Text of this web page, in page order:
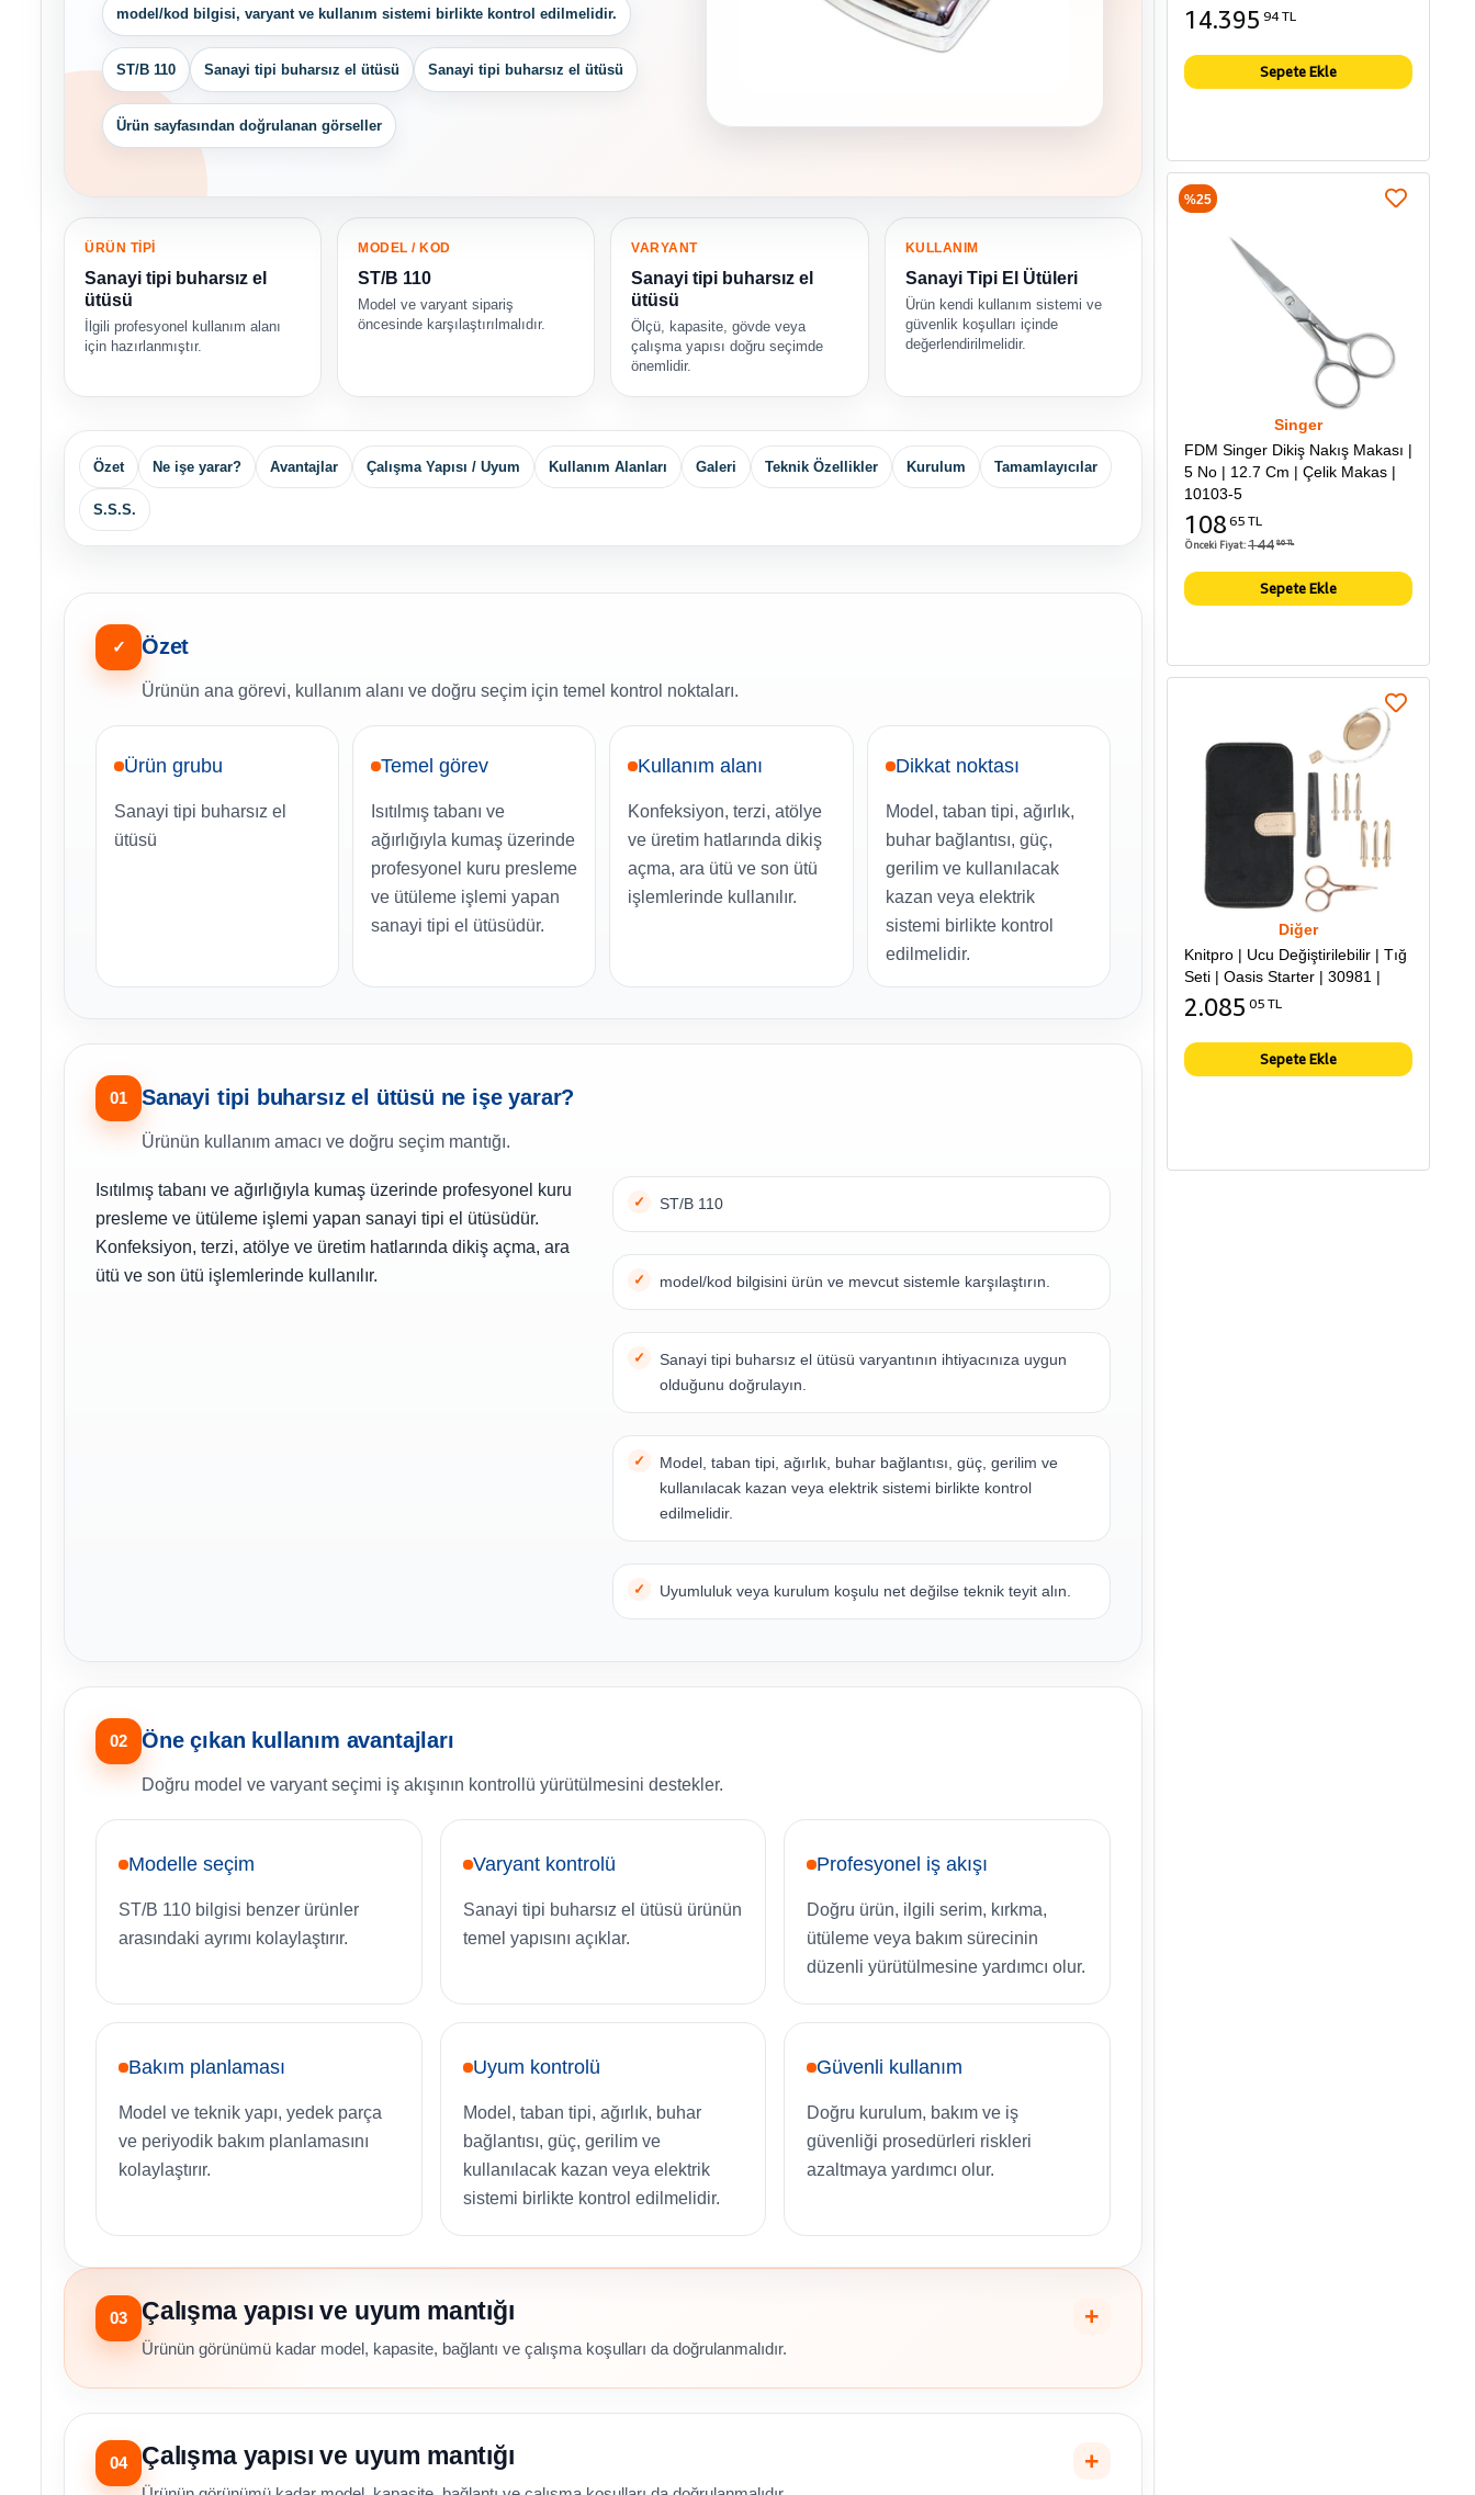
model/kod bilgisi, varyant ve kullanım sistemi birlikte kontrol edilmelidir.
ST/B 110 Sanayi tipi buharsız el ütüsü Sanayi tipi buharsız el ütüsü
Ürün sayfasından doğrulanan görseller
ÜRÜN TİPİ
Sanayi tipi buharsız el
ütüsü
İlgili profesyonel kullanım alanı
için hazırlanmıştır.
MODEL / KOD
ST/B 110
Model ve varyant sipariş
öncesinde karşılaştırılmalıdır.
VARYANT
Sanayi tipi buharsız el
ütüsü
Ölçü, kapasite, gövde veya
çalışma yapısı doğru seçimde
önemlidir.
KULLANIM
Sanayi Tipi El Ütüleri
Ürün kendi kullanım sistemi ve
güvenlik koşulları içinde
değerlendirilmelidir.
Özet Ne işe yarar? Avantajlar Çalışma Yapısı / Uyum Kullanım Alanları Galeri Teknik Özellikler Kurulum Tamamlayıcılar
S.S.S.
✓ Özet
Ürünün ana görevi, kullanım alanı ve doğru seçim için temel kontrol noktaları.
Ürün grubu
Sanayi tipi buharsız el
ütüsü
Temel görev
Isıtılmış tabanı ve
ağırlığıyla kumaş üzerinde
profesyonel kuru presleme
ve ütüleme işlemi yapan
sanayi tipi el ütüsüdür.
Kullanım alanı
Konfeksiyon, terzi, atölye
ve üretim hatlarında dikiş
açma, ara ütü ve son ütü
işlemlerinde kullanılır.
Dikkat noktası
Model, taban tipi, ağırlık,
buhar bağlantısı, güç,
gerilim ve kullanılacak
kazan veya elektrik
sistemi birlikte kontrol
edilmelidir.
01 Sanayi tipi buharsız el ütüsü ne işe yarar?
Ürünün kullanım amacı ve doğru seçim mantığı.
Isıtılmış tabanı ve ağırlığıyla kumaş üzerinde profesyonel kuru
presleme ve ütüleme işlemi yapan sanayi tipi el ütüsüdür.
Konfeksiyon, terzi, atölye ve üretim hatlarında dikiş açma, ara
ütü ve son ütü işlemlerinde kullanılır.
ST/B 110
model/kod bilgisini ürün ve mevcut sistemle karşılaştırın.
Sanayi tipi buharsız el ütüsü varyantının ihtiyacınıza uygun
olduğunu doğrulayın.
Model, taban tipi, ağırlık, buhar bağlantısı, güç, gerilim ve
kullanılacak kazan veya elektrik sistemi birlikte kontrol
edilmelidir.
Uyumluluk veya kurulum koşulu net değilse teknik teyit alın.
02 Öne çıkan kullanım avantajları
Doğru model ve varyant seçimi iş akışının kontrollü yürütülmesini destekler.
Modelle seçim
ST/B 110 bilgisi benzer ürünler
arasındaki ayrımı kolaylaştırır.
Varyant kontrolü
Sanayi tipi buharsız el ütüsü ürünün
temel yapısını açıklar.
Profesyonel iş akışı
Doğru ürün, ilgili serim, kırkma,
ütüleme veya bakım sürecinin
düzenli yürütülmesine yardımcı olur.
Bakım planlaması
Model ve teknik yapı, yedek parça
ve periyodik bakım planlamasını
kolaylaştırır.
Uyum kontrolü
Model, taban tipi, ağırlık, buhar
bağlantısı, güç, gerilim ve
kullanılacak kazan veya elektrik
sistemi birlikte kontrol edilmelidir.
Güvenli kullanım
Doğru kurulum, bakım ve iş
güvenliği prosedürleri riskleri
azaltmaya yardımcı olur.
03 Çalışma yapısı ve uyum mantığı
Ürünün görünümü kadar model, kapasite, bağlantı ve çalışma koşulları da doğrulanmalıdır.
04 Çalışma yapısı ve uyum mantığı
14.395 94 TL
Sepete Ekle
Singer
FDM Singer Dikiş Nakış Makası |
5 No | 12.7 Cm | Çelik Makas |
10103-5
108 65 TL
Önceki Fiyat:144 86 TL
Sepete Ekle
%25
Diğer
Knitpro | Ucu Değiştirilebilir | Tığ
Seti | Oasis Starter | 30981 |
2.085 05 TL
Sepete Ekle